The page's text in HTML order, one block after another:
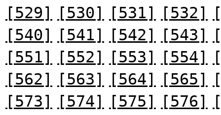
[529]
[530] [531] [532]
[540]
[541] [542] [543]
[551]
[552] [553] [554]
[562]
[563] [564] [565]
[573]
[574] [575] [576]